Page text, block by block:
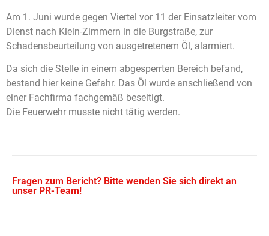
Am 1. Juni wurde gegen Viertel vor 11 der Einsatzleiter vom
Dienst nach Klein-Zimmern in die Burgstraße, zur
Schadensbeurteilung von ausgetretenem Öl, alarmiert.
Da sich die Stelle in einem abgesperrten Bereich befand,
bestand hier keine Gefahr. Das Öl wurde anschließend von
einer Fachfirma fachgemäß beseitigt.
Die Feuerwehr musste nicht tätig werden.
Fragen zum Bericht? Bitte wenden Sie sich direkt an
unser PR-Team!